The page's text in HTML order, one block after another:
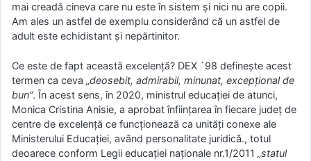
mai creadă cineva care nu este în sistem și nici nu are copii.
Am ales un astfel de exemplu considerând că un astfel de
adult este echidistant și nepărtinitor.
Ce este de fapt această excelență? DEX `98 definește acest
termen ca ceva „deosebit, admirabil, minunat, excepțional de
bun”. În acest sens, în 2020, ministrul educației de atunci,
Monica Cristina Anisie, a aprobat înființarea în fiecare județ de
centre de excelență ce funcționează ca unități conexe ale
Ministerului Educației, având personalitate juridică., totul
deoarece conform Legii educației naționale nr.1/2011 „statul